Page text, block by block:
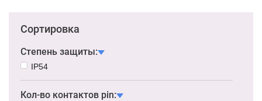
Сортировка
Степень защиты:
IP54
Кол-во контактов pin: